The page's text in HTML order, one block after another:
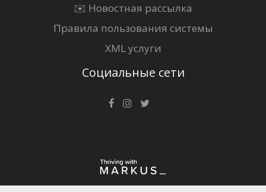
✉️ Новостная рассылка
Правила пользования системы
XML услуги
Социальные сети